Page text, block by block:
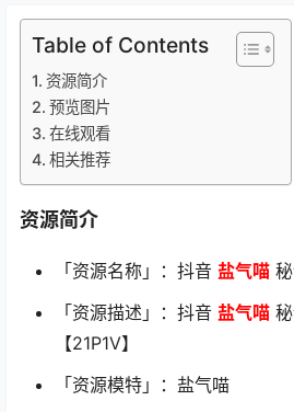
Table of Contents
资源简介
预览图片
在线观看
相关推荐
资源简介
「资源名称」：抖音 盐气喵
「资源描述」：抖音 盐气喵
【21P1V】
「资源模特」：盐气喵